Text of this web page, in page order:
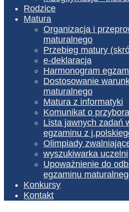
Rodzice
Matura
Organizacja i
maturalnego
Przebieg matury
e-deklaracja
Harmonogram
Dostosowanie
maturalnego
Matura z informatyki
Komunikat o
Lista jawnych zadań
egzaminu z
Olimpiady
wyszukiwarka uczelni
Upoważnienie do
egzaminu
Konkursy
Kontakt